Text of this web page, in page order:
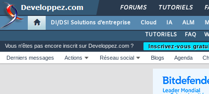
FORUMS TUTORIELS
DI/DSI Solutions d'entreprise Cloud IA ALM
TUTORIELS
FAQ
Vous n'êtes pas encore inscrit sur Developpez.com ?
Inscrivez-vous
Derniers messages
Actions Réseau social Blogs Agenda